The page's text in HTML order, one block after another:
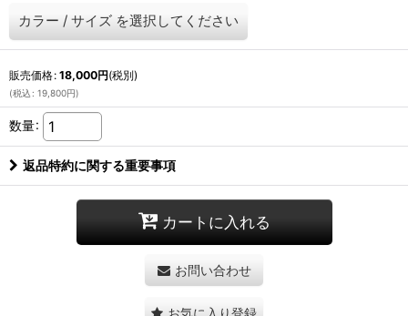
カラー / サイズ を選択してください
販売価格: 18,000円(税別)
(税込 : 19,800円)
数量:
返品特約に関する重要事項
カートに入れる
お問い合わせ
お気に入り登録